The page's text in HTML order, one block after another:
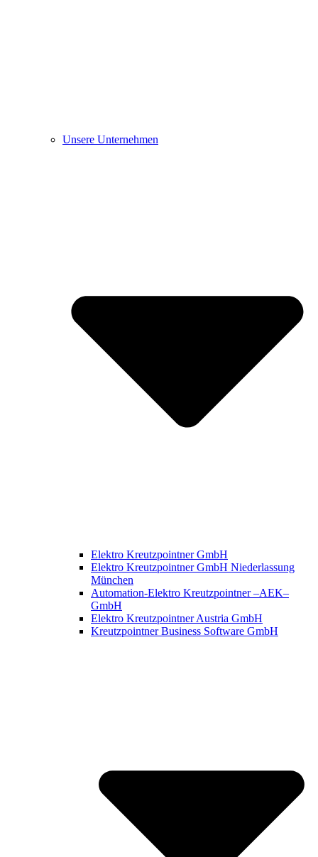
Unsere Unternehmen
Elektro Kreutzpointner GmbH
Elektro Kreutzpointner GmbH Niederlassung
München
Automation-Elektro Kreutzpointner –AEK–
GmbH
Elektro Kreutzpointner Austria GmbH
Kreutzpointner Business Software GmbH